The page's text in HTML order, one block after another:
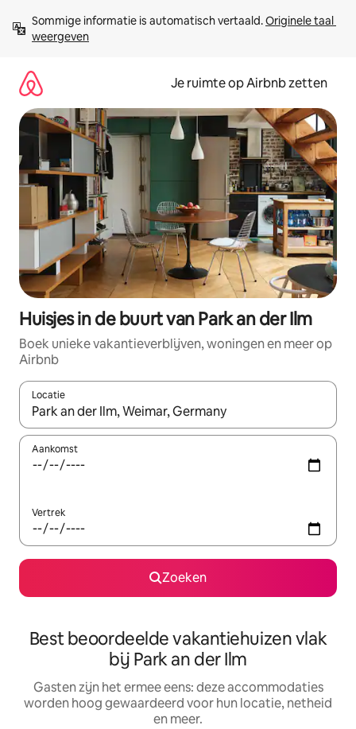
direct
naar
Sommige informatie is automatisch vertaald. Originele taal
weergeven
Je ruimte op Airbnb zetten
Huisjes in de buurt van Park an der Ilm
Boek unieke vakantieverblijven, woningen en meer op
Airbnb
Locatie
Wanneer er suggesties beschikbaar zijn, maak je een keuze
Aankomst
Vertrek
Zoeken
Best beoordeelde vakantiehuizen vlak
bij Park an der Ilm
Gasten zijn het ermee eens: deze accommodaties
worden hoog gewaardeerd voor hun locatie, netheid
en meer.